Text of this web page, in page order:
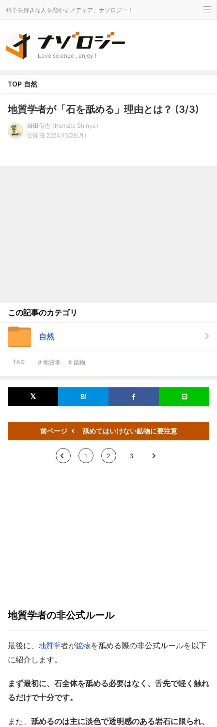
科学を好きな人を増やすメディア、ナゾロジー！
Love science , enjoy !
TOP 自然
地質学者が「石を舐める」理由とは？ (3/3)
鎌田信也
Kamata Shinya
公開日 2024/10/28(月)
この記事のカテゴリ
自然
TAG # 地質学 # 鉱物
前ページ 舐めてはいけない鉱物に要注意
< 1 2 3 >
地質学者の非公式ルール
最後に、 地質学者が鉱物を舐める際の非公式ルールを以下
に紹介します。
まず最初に、石全体を舐める必要はなく、舌先で軽く触れ
るだけで十分です。
また、 舐めるのは主に淡色で透明感のある岩石に限られ、